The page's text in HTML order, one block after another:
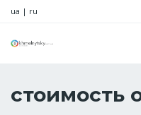
ua | ru
стоимость